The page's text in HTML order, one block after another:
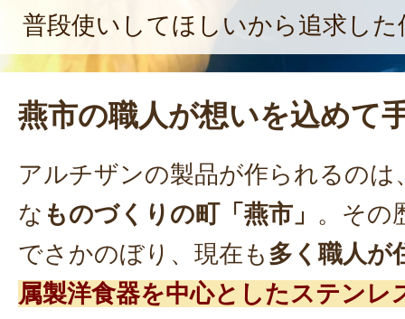
普段使いしてほしいから追求した
燕市の職人が想いを込めて
アルチザンの製品が作られるのは
な ものづくりの町「燕市」 。その
でさかのぼり、現在も 多く職人が
属製洋食器を中心としたステンレ